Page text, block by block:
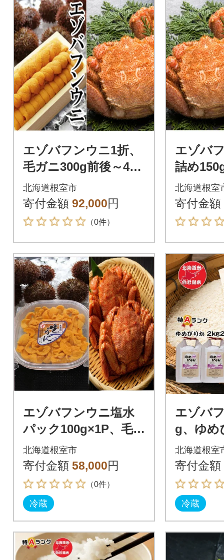
エゾバフンウニ1折、
毛ガニ300g前後～400
g前後×2尾[11月下旬以
降発送] E-40021
北海道根室市
寄付金額 92,000円
（0件）
エゾバ
詰め
ニ2尾
送] E-
北海道根室
寄付金額
エゾバフンウニ塩水
パック100g×1P、毛
ガニ2尾[11月中旬以降
発送] D-71062
北海道根室市
寄付金額 58,000円
（0件）
冷蔵
エゾバ
g、ゆめ
袋 F-
北海道根室
寄付金額
冷蔵